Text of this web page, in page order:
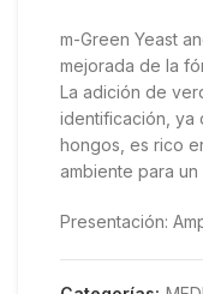
m-Green Yeast
mejorada de la
La adición de
identificación, ya
hongos, es rico
ambiente para
Presentación: